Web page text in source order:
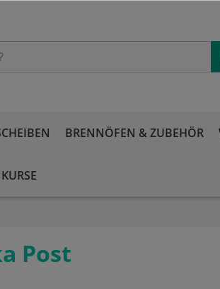
BRENNÖFEN & ZUBEHÖR
KURSE
Post